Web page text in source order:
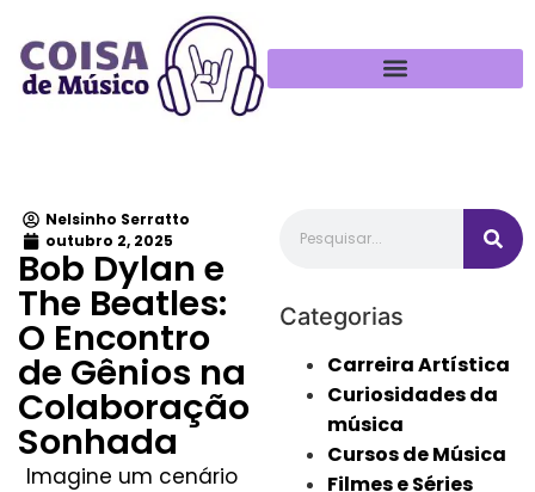
Nelsinho Serratto
outubro 2, 2025
Bob Dylan e
The Beatles:
O Encontro
de Gênios na
Colaboração
Sonhada
Imagine um cenário
Categorias
Carreira Artística
Curiosidades da
música
Cursos de Música
Filmes e Séries